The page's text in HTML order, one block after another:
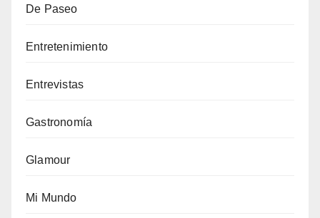
De Paseo
Entretenimiento
Entrevistas
Gastronomía
Glamour
Mi Mundo